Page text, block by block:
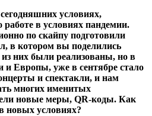
условиях,
работе в условиях пандемии.
по скайпу подготовили
в котором вы поделились
них были реализованы, но в
и Европы, уже в сентябре стало
и спектакли, и нам
многих именитых
новые меры, QR-коды. Как
новых условиях?